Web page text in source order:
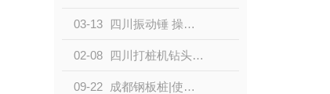
03-13 四川振动锤 操作需要注意的6个事项!
02-08 四川打桩机钻头掉了为何非要水鬼捞上来？
09-22 成都钢板桩|使用钢板桩需要哪些基坑支护